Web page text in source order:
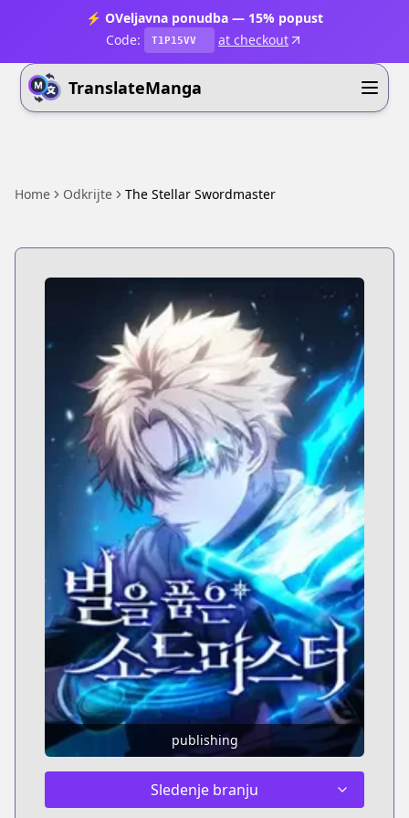
⚡ OVeljavna ponudba — 15% popust
Code:
T1P15VV at checkout
TranslateManga
Home Odkrijte The Stellar Swordmaster
publishing
Sledenje branju